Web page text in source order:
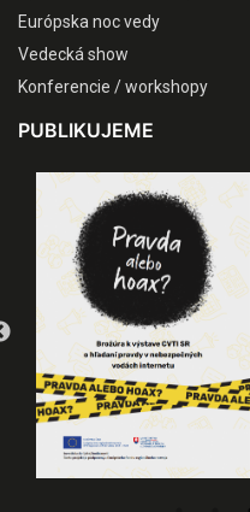
Európska noc vedy
Vedecká show
Konferencie / workshopy
PUBLIKUJEME